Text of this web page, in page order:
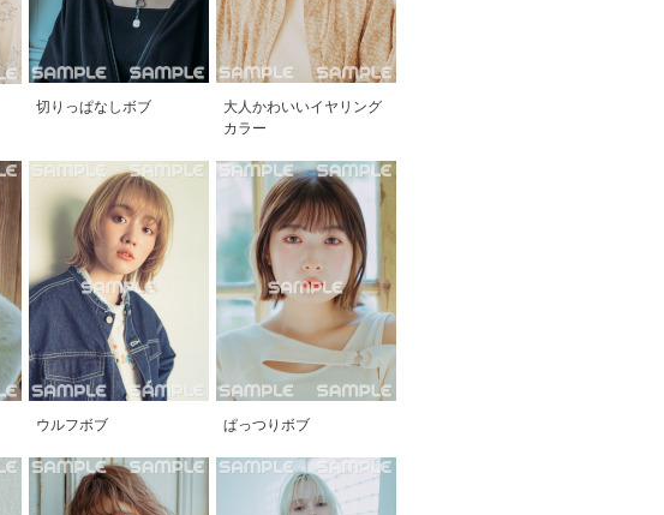
切りっぱなしボブ
大人かわいいイヤリング
カラー
ウルフボブ ぱっつりボブ